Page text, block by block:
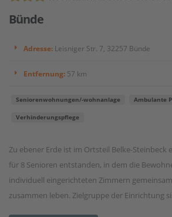
Bünde
Adresse: Leisniger Str. 7, 32257 Bünde
Entfernung: 57 km
Seniorenwohnungen/-wohnanlage Ambulante
Verhinderungspflege
Zu ebener Erde ist im Ortsteil Belke-
für 8 Senioren entstanden, in dem die
individuell eingerichteten Zimmern
zusammen leben. Zielgruppe der Einrichtung